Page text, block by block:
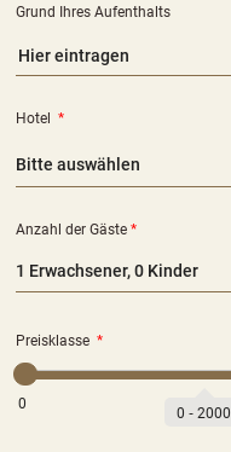
Grund Ihres Aufenthalts
Hotel *
Anzahl der Gäste*
1 Erwachsener, 0 Kinder
Preisklasse *
0 0 ‐ 2000